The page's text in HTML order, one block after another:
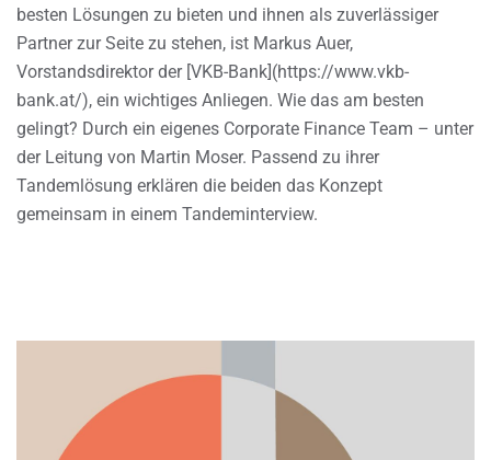
besten Lösungen zu bieten und ihnen als zuverlässiger
Partner zur Seite zu stehen, ist Markus Auer,
Vorstandsdirektor der [VKB-Bank](https://www.vkb-
bank.at/), ein wichtiges Anliegen. Wie das am besten
gelingt? Durch ein eigenes Corporate Finance Team – unter
der Leitung von Martin Moser. Passend zu ihrer
Tandemlösung erklären die beiden das Konzept
gemeinsam in einem Tandeminterview.